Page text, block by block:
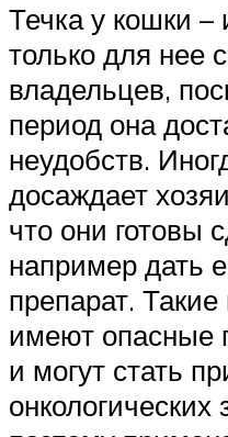
Течка у кошки –
только для нее
владельцев,
период она
неудобств.
досаждает
что они готовы
например дать
препарат.
имеют опасные
и могут стать
онкологических